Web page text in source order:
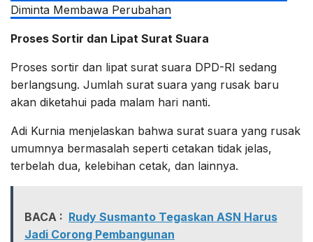
Diminta Membawa Perubahan
Proses Sortir dan Lipat Surat Suara
Proses sortir dan lipat surat suara DPD-RI sedang
berlangsung. Jumlah surat suara yang rusak baru
akan diketahui pada malam hari nanti.
Adi Kurnia menjelaskan bahwa surat suara yang rusak
umumnya bermasalah seperti cetakan tidak jelas,
terbelah dua, kelebihan cetak, dan lainnya.
BACA : Rudy Susmanto Tegaskan ASN Harus
Jadi Corong Pembangunan